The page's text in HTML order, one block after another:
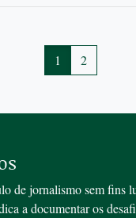
1 2
de jornalismo sem fins
a documentar os